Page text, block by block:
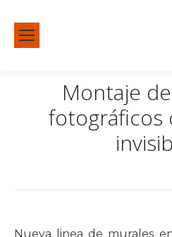
Montaje
fotográficos
Nueva linea de murales